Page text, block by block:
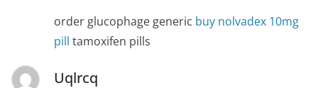
order glucophage generic buy nolvadex 10mg
pill tamoxifen pills
Uqlrcq